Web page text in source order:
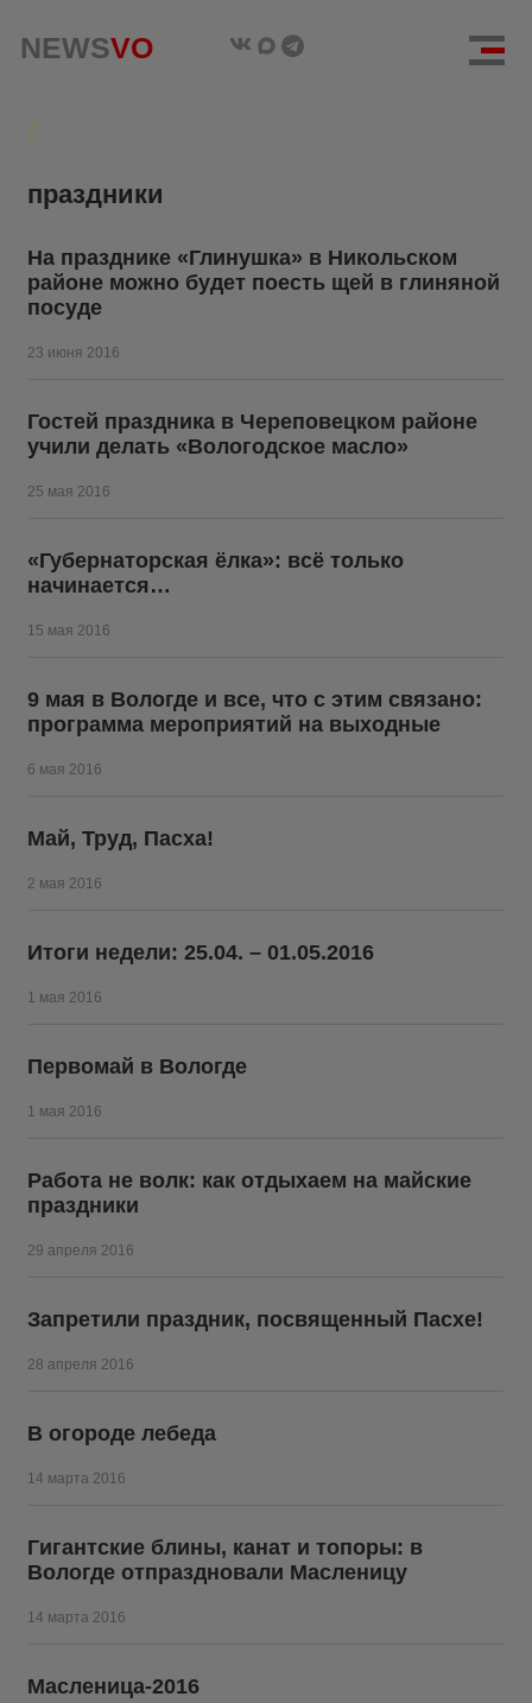
NEWSVO
NEWSVO
праздники
На празднике «Глинушка» в Никольском
районе можно будет поесть щей в глиняной
посуде
23 июня 2016
Гостей праздника в Череповецком районе
учили делать «Вологодское масло»
25 мая 2016
«Губернаторская ёлка»: всё только
начинается…
15 мая 2016
9 мая в Вологде и все, что с этим связано:
программа мероприятий на выходные
6 мая 2016
Май, Труд, Пасха!
2 мая 2016
Итоги недели: 25.04. – 01.05.2016
1 мая 2016
Первомай в Вологде
1 мая 2016
Работа не волк: как отдыхаем на майские
праздники
29 апреля 2016
Запретили праздник, посвященный Пасхе!
28 апреля 2016
В огороде лебеда
14 марта 2016
Гигантские блины, канат и топоры: в
Вологде отпраздновали Масленицу
14 марта 2016
Масленица-2016